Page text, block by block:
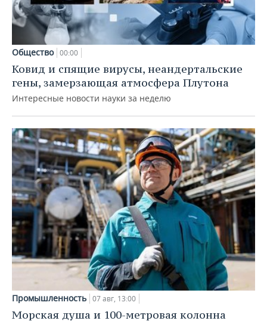
Общество 00:00
Ковид и спящие вирусы, неандертальские
гены, замерзающая атмосфера Плутона
Интересные новости науки за неделю
Промышленность 07 авг, 13:00
Морская душа и 100-метровая колонна